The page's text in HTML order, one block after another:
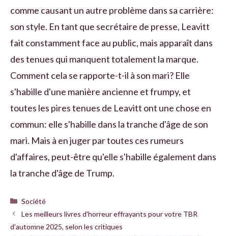
comme causant un autre problème dans sa carrière:
son style. En tant que secrétaire de presse, Leavitt
fait constamment face au public, mais apparaît dans
des tenues qui manquent totalement la marque.
Comment cela se rapporte-t-il à son mari? Elle
s'habille d'une manière ancienne et frumpy, et
toutes les pires tenues de Leavitt ont une chose en
commun: elle s'habille dans la tranche d'âge de son
mari. Mais à en juger par toutes ces rumeurs
d'affaires, peut-être qu'elle s'habille également dans
la tranche d'âge de Trump.
Catégories
Société
Les meilleurs livres d'horreur effrayants pour votre TBR
d'automne 2025, selon les critiques